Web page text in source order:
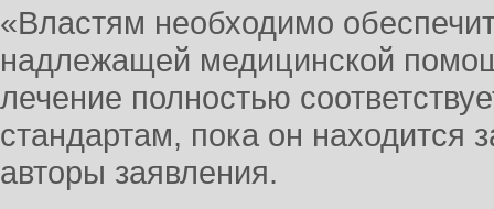
«Властям необходимо
надлежащей медицинской
лечение полностью
стандартам, пока он находится
авторы заявления.